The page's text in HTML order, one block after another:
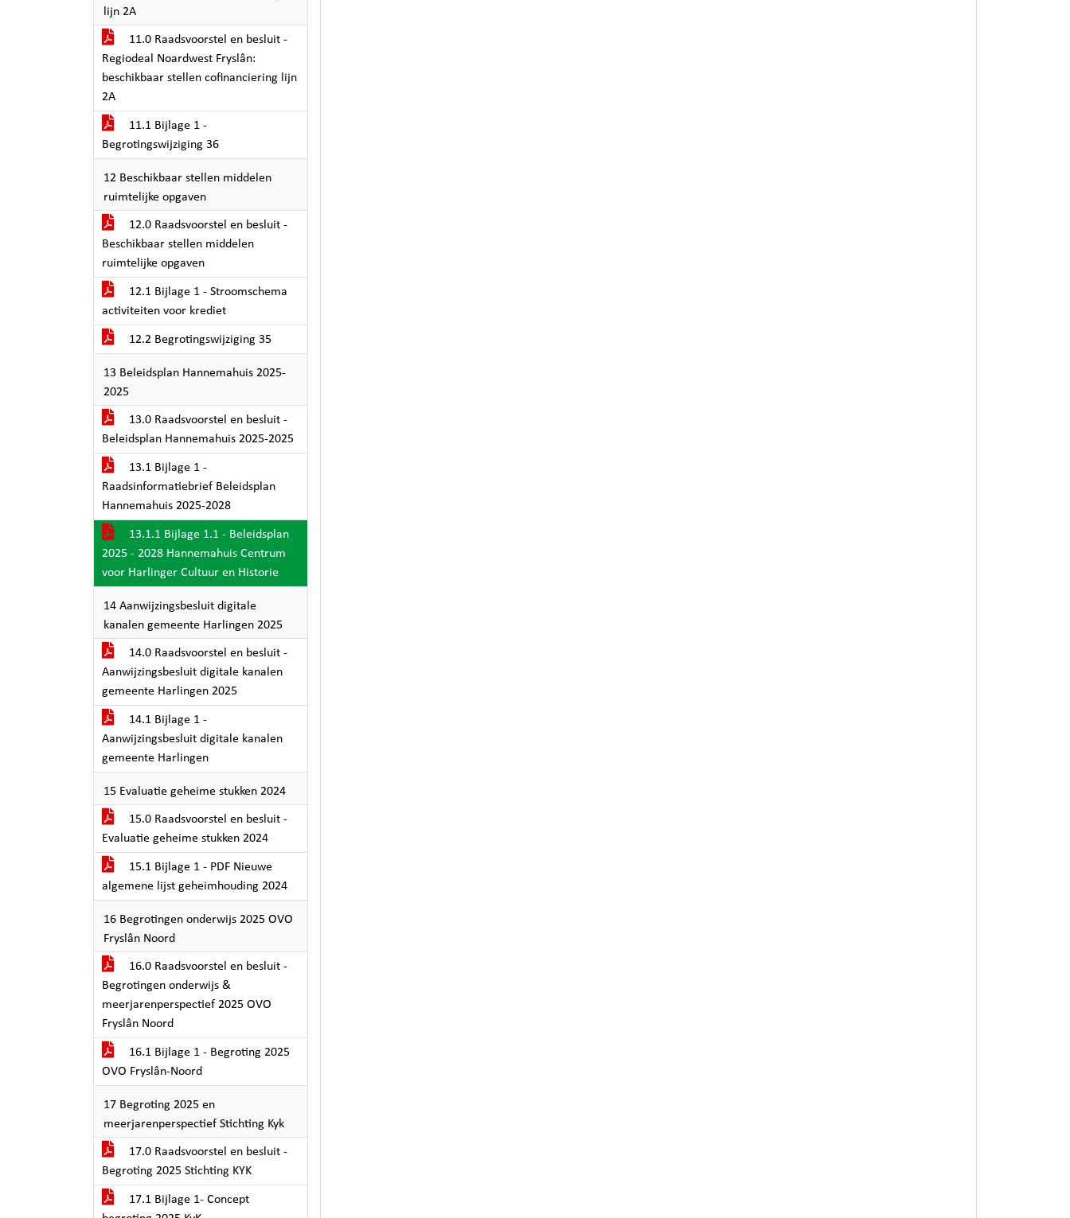
lijn 2A
11.0 Raadsvoorstel en besluit -
Regiodeal Noardwest Fryslân:
beschikbaar stellen cofinanciering lijn
2A
11.1 Bijlage 1 -
Begrotingswijziging 36
12 Beschikbaar stellen middelen
ruimtelijke opgaven
12.0 Raadsvoorstel en besluit -
Beschikbaar stellen middelen
ruimtelijke opgaven
12.1 Bijlage 1 - Stroomschema
activiteiten voor krediet
12.2 Begrotingswijziging 35
13 Beleidsplan Hannemahuis 2025-
2025
13.0 Raadsvoorstel en besluit -
Beleidsplan Hannemahuis 2025-2025
13.1 Bijlage 1 -
Raadsinformatiebrief Beleidsplan
Hannemahuis 2025-2028
13.1.1 Bijlage 1.1 - Beleidsplan
2025 - 2028 Hannemahuis Centrum
voor Harlinger Cultuur en Historie
14 Aanwijzingsbesluit digitale
kanalen gemeente Harlingen 2025
14.0 Raadsvoorstel en besluit -
Aanwijzingsbesluit digitale kanalen
gemeente Harlingen 2025
14.1 Bijlage 1 -
Aanwijzingsbesluit digitale kanalen
gemeente Harlingen
15 Evaluatie geheime stukken 2024
15.0 Raadsvoorstel en besluit -
Evaluatie geheime stukken 2024
15.1 Bijlage 1 - PDF Nieuwe
algemene lijst geheimhouding 2024
16 Begrotingen onderwijs 2025 OVO
Fryslân Noord
16.0 Raadsvoorstel en besluit -
Begrotingen onderwijs &
meerjarenperspectief 2025 OVO
Fryslân Noord
16.1 Bijlage 1 - Begroting 2025
OVO Fryslân-Noord
17 Begroting 2025 en
meerjarenperspectief Stichting Kyk
17.0 Raadsvoorstel en besluit -
Begroting 2025 Stichting KYK
17.1 Bijlage 1- Concept